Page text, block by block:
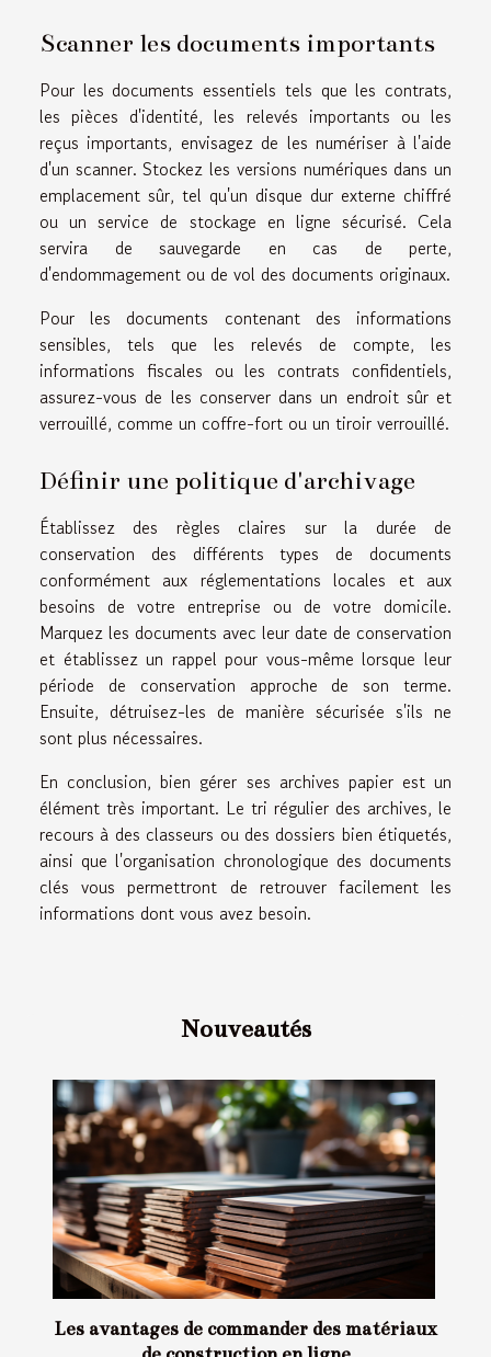
Scanner les documents importants
Pour les documents essentiels tels que les contrats,
les pièces d'identité, les relevés importants ou les
reçus importants, envisagez de les numériser à l'aide
d'un scanner. Stockez les versions numériques dans un
emplacement sûr, tel qu'un disque dur externe chiffré
ou un service de stockage en ligne sécurisé. Cela
servira de sauvegarde en cas de perte,
d'endommagement ou de vol des documents originaux.
Pour les documents contenant des informations
sensibles, tels que les relevés de compte, les
informations fiscales ou les contrats confidentiels,
assurez-vous de les conserver dans un endroit sûr et
verrouillé, comme un coffre-fort ou un tiroir verrouillé.
Définir une politique d'archivage
Établissez des règles claires sur la durée de
conservation des différents types de documents
conformément aux réglementations locales et aux
besoins de votre entreprise ou de votre domicile.
Marquez les documents avec leur date de conservation
et établissez un rappel pour vous-même lorsque leur
période de conservation approche de son terme.
Ensuite, détruisez-les de manière sécurisée s'ils ne
sont plus nécessaires.
En conclusion, bien gérer ses archives papier est un
élément très important. Le tri régulier des archives, le
recours à des classeurs ou des dossiers bien étiquetés,
ainsi que l'organisation chronologique des documents
clés vous permettront de retrouver facilement les
informations dont vous avez besoin.
Nouveautés
Les avantages de commander des matériaux